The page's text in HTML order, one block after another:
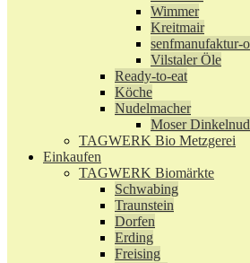
Wimmer
Kreitmair
senfmanufaktur-
Vilstaler Öle
Ready-to-eat
Köche
Nudelmacher
Moser
TAGWERK Bio Metzgerei
Einkaufen
TAGWERK Biomärkte
Schwabing
Traunstein
Dorfen
Erding
Freising